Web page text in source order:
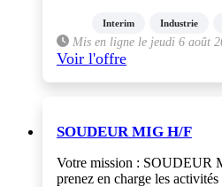
Interim Industrie
Mis en ligne le jeudi 6 août
Voir l'offre
SOUDEUR MIG H/F
Votre mission : SOUDEUR
prenez en charge les